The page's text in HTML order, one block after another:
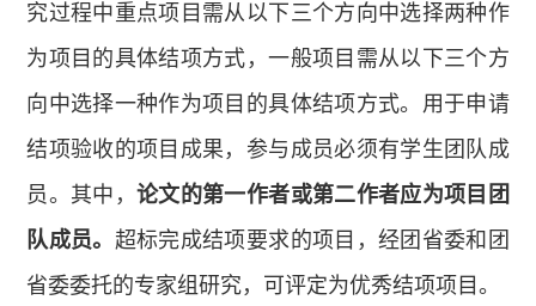
究过程中重点项目需从以下三个方向中选择两种作
为项目的具体结项方式，一般项目需从以下三个方
向中选择一种作为项目的具体结项方式。用于申请
结项验收的项目成果，参与成员必须有学生团队成
员。其中，论文的第一作者或第二作者应为项目团
队成员。 超标完成结项要求的项目，经团省委和团
省委委托的专家组研究，可评定为优秀结项项目。